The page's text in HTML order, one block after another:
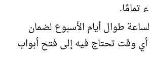
تمامًا.
طوال أيام الأسبوع لضمان
وقت تحتاج فيه إلى فتح أبواب